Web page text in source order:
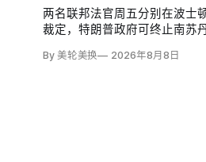
两名联邦法官周五分别在波士
裁定，特朗普政府可终止南苏
南苏丹人和约4000名缅甸人失
By 美轮美换 2026年8月8日